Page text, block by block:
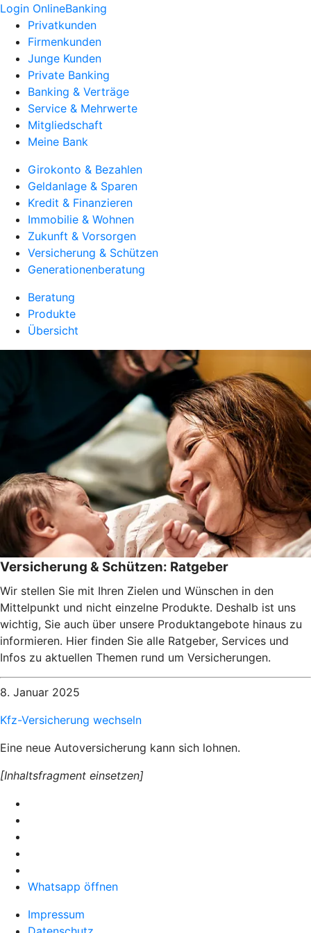
Login OnlineBanking
Privatkunden
Firmenkunden
Junge Kunden
Private Banking
Banking & Verträge
Service & Mehrwerte
Mitgliedschaft
Meine Bank
Girokonto & Bezahlen
Geldanlage & Sparen
Kredit & Finanzieren
Immobilie & Wohnen
Zukunft & Vorsorgen
Versicherung & Schützen
Generationenberatung
Beratung
Produkte
Übersicht
Versicherung & Schützen: Ratgeber
Wir stellen Sie mit Ihren Zielen und Wünschen in den
Mittelpunkt und nicht einzelne Produkte. Deshalb ist uns
wichtig, Sie auch über unsere Produktangebote hinaus zu
informieren. Hier finden Sie alle Ratgeber, Services und
Infos zu aktuellen Themen rund um Versicherungen.
8. Januar 2025
Kfz-Versicherung wechseln
Eine neue Autoversicherung kann sich lohnen.
[Inhaltsfragment einsetzen]
Whatsapp öffnen
Impressum